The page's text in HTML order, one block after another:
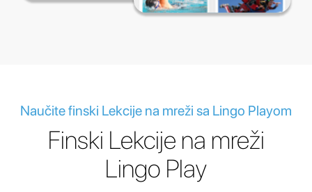
Naučite finski Lekcije na mreži sa Lingo Playom
Finski Lekcije na mreži
Lingo Play